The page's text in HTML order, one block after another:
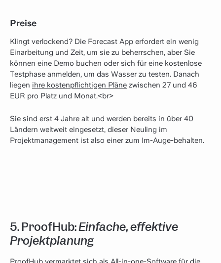
Preise
Klingt verlockend? Die Forecast App erfordert ein wenig
Einarbeitung und Zeit, um sie zu beherrschen, aber Sie
können eine Demo buchen oder sich für eine kostenlose
Testphase anmelden, um das Wasser zu testen. Danach
liegen ihre kostenpflichtigen Pläne zwischen 27 und 46
EUR pro Platz und Monat.<br>
Sie sind erst 4 Jahre alt und werden bereits in über 40
Ländern weltweit eingesetzt, dieser Neuling im
Projektmanagement ist also einer zum Im-Auge-behalten.
5.ProofHub:Einfache, effektive
Projektplanung